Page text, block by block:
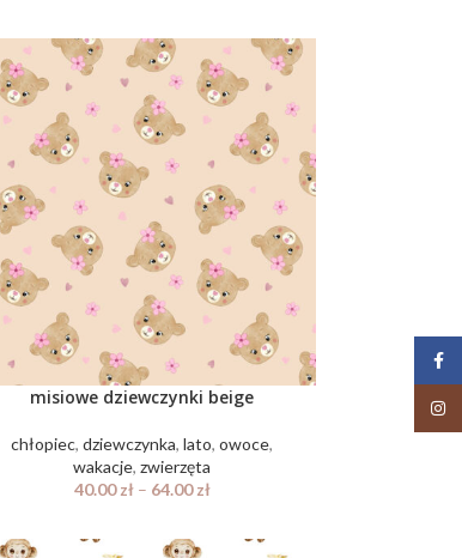
misiowe dziewczynki beige
chłopiec,dziewczynka,lato,owoce,
wakacje,zwierzęta
40.00zł– 64.00zł